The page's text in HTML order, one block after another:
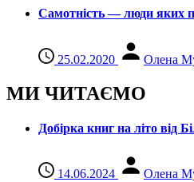
Самотність — люди яких
25.02.2020 Олена
МИ ЧИТАЄМО
Добірка книг на літо від
14.06.2024 Олена